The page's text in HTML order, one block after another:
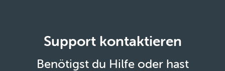
Support kontaktieren
Benötigst du Hilfe oder hast